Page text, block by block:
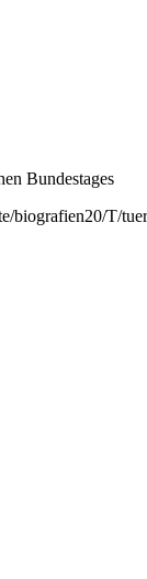
Bundestages
biografien20/T/